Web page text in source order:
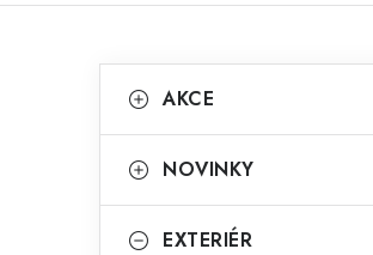
o
t
kategorie
a
e
AKCE
NOVINKY
EXTERIÉR